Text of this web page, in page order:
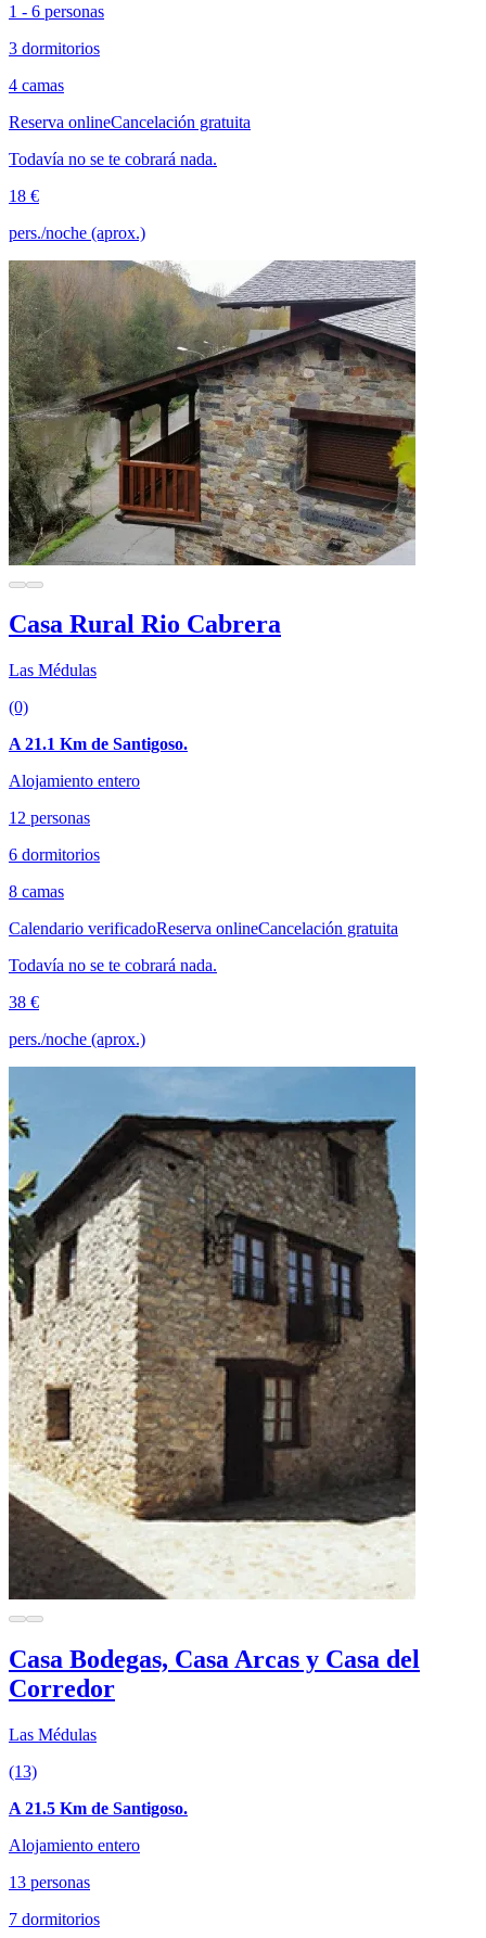
1 - 6 personas
3 dormitorios
4 camas
Reserva onlineCancelación gratuita
Todavía no se te cobrará nada.
18 €
pers./noche (aprox.)
Casa Rural Rio Cabrera
Las Médulas
(0)
A 21.1 Km de Santigoso.
Alojamiento entero
12 personas
6 dormitorios
8 camas
Calendario verificadoReserva onlineCancelación gratuita
Todavía no se te cobrará nada.
38 €
pers./noche (aprox.)
Casa Bodegas, Casa Arcas y Casa del
Corredor
Las Médulas
(13)
A 21.5 Km de Santigoso.
Alojamiento entero
13 personas
7 dormitorios